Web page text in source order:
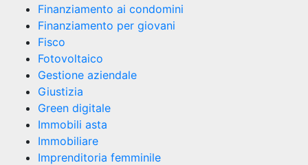
Finanziamento ai condomini
Finanziamento per giovani
Fisco
Fotovoltaico
Gestione aziendale
Giustizia
Green digitale
Immobili asta
Immobiliare
Imprenditoria femminile